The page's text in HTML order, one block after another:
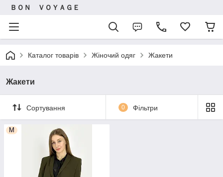
ＢＯＮ ＶＯＹＡＧＥ
Каталог товарів Жіночий одяг Жакети
Жакети
Сортування 0 Фільтри
M